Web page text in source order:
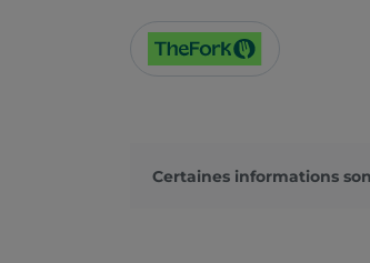
Certaines informations